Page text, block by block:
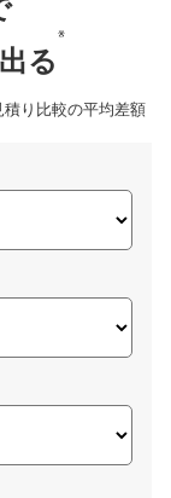
る
※
り比較の平均差額